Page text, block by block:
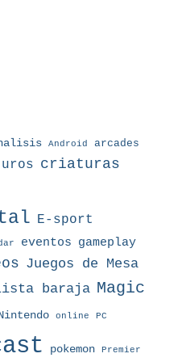
Android arcades
criaturas
E-sport
eventos gameplay
Juegos de Mesa
baraja Magic
online PC
pokemon Premier